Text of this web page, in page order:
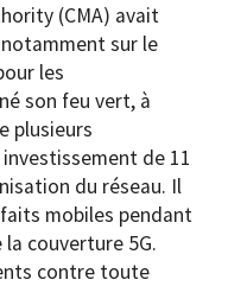
(CMA) avait
sur le
les
son feu vert, à
plusieurs
de 11
du réseau. Il
mobiles pendant
couverture 5G.
contre toute